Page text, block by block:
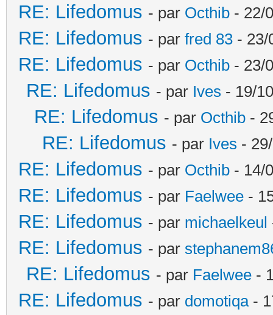
RE: Lifedomus - par Octhib - 22/
RE: Lifedomus - par fred 83 - 23/
RE: Lifedomus - par Octhib - 23/
RE: Lifedomus - par Ives - 19/
RE: Lifedomus - par Octhib -
RE: Lifedomus - par Ives -
RE: Lifedomus - par Octhib - 14/
RE: Lifedomus - par Faelwee -
RE: Lifedomus - par michaelkeul
RE: Lifedomus - par
RE: Lifedomus - par Faelwee -
RE: Lifedomus - par domotiqa-